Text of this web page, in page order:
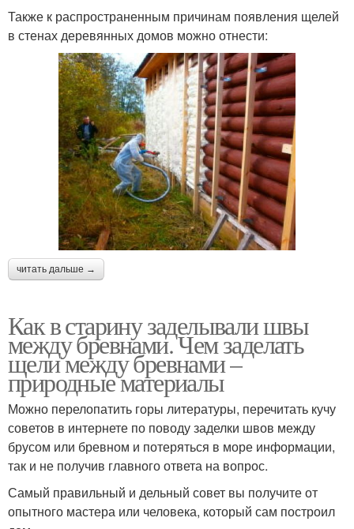
Также к распространенным причинам появления щелей
в стенах деревянных домов можно отнести:
читать дальше →
Как в старину заделывали швы
между бревнами. Чем заделать
щели между бревнами –
природные материалы
Можно перелопатить горы литературы, перечитать кучу
советов в интернете по поводу заделки швов между
брусом или бревном и потеряться в море информации,
так и не получив главного ответа на вопрос.
Самый правильный и дельный совет вы получите от
опытного мастера или человека, который сам построил